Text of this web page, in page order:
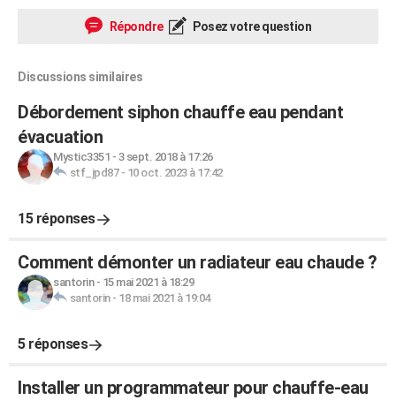
Répondre Posez votre question
Discussions similaires
Débordement siphon chauffe eau pendant
évacuation
Mystic3351 - 3 sept. 2018 à 17:26
stf_jpd87- 10 oct. 2023 à 17:42
15 réponses
Comment démonter un radiateur eau chaude ?
santorin- 15 mai 2021 à 18:29
santorin- 18 mai 2021 à 19:04
5 réponses
Installer un programmateur pour chauffe-eau